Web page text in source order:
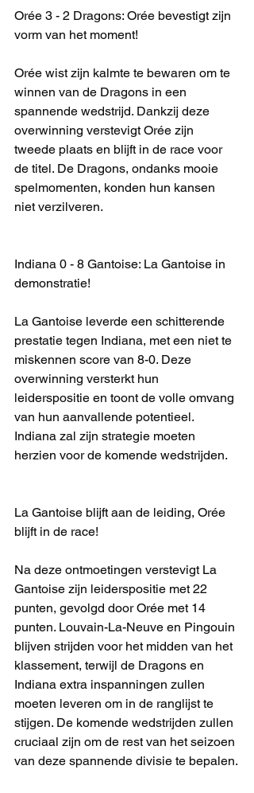
Orée 3 - 2 Dragons: Orée bevestigt zijn
vorm van het moment!
Orée wist zijn kalmte te bewaren om te
winnen van de Dragons in een
spannende wedstrijd. Dankzij deze
overwinning verstevigt Orée zijn
tweede plaats en blijft in de race voor
de titel. De Dragons, ondanks mooie
spelmomenten, konden hun kansen
niet verzilveren.
Indiana 0 - 8 Gantoise: La Gantoise in
demonstratie!
La Gantoise leverde een schitterende
prestatie tegen Indiana, met een niet te
miskennen score van 8-0. Deze
overwinning versterkt hun
leiderspositie en toont de volle omvang
van hun aanvallende potentieel.
Indiana zal zijn strategie moeten
herzien voor de komende wedstrijden.
La Gantoise blijft aan de leiding, Orée
blijft in de race!
Na deze ontmoetingen verstevigt La
Gantoise zijn leiderspositie met 22
punten, gevolgd door Orée met 14
punten. Louvain-La-Neuve en Pingouin
blijven strijden voor het midden van het
klassement, terwijl de Dragons en
Indiana extra inspanningen zullen
moeten leveren om in de ranglijst te
stijgen. De komende wedstrijden zullen
cruciaal zijn om de rest van het seizoen
van deze spannende divisie te bepalen.